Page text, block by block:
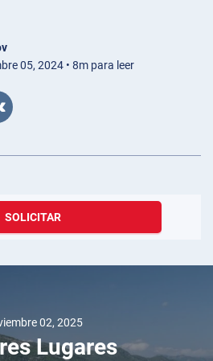
05, 2024 • 8m para leer
SOLICITAR
02, 2025
Lugares